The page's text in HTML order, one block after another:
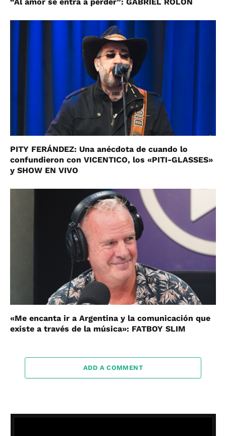
PITY FERÁNDEZ: Una anécdota de cuando lo
confundieron con VICENTICO, los «PITI-GLASSES»
y SHOW EN VIVO
«Me encanta ir a Argentina y la comunicación que
existe a través de la música»: FATBOY SLIM
ADD A COMMENT